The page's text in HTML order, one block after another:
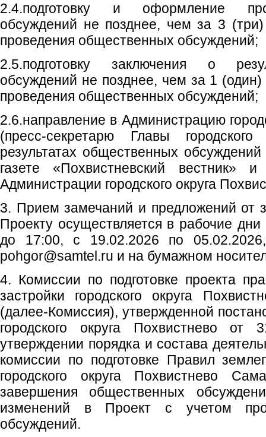
2.4.подготовку и оформление
обсуждений не позднее, чем за 3
проведения общественных обсуждений;
2.5.подготовку заключения о
обсуждений не позднее, чем за 1
проведения общественных обсуждений;
2.6.направление в Администрацию
(пресс-секретарю Главы
результатах общественных
газете «Похвистневский вестник»
Администрации городского округа
3. Прием замечаний и предложений от
Проекту осуществляется в рабочие
до 17:00, с 19.02.2026 по
pohgor@samtel.ru и на бумажном
4. Комиссии по подготовке проекта
застройки городского округа
(далее-Комиссия), утвержденной
городского округа Похвистнево
утверждении порядка и состава
комиссии по подготовке Правил
городского округа Похвистнево
завершения общественных
изменений в Проект с учетом
обсуждений.